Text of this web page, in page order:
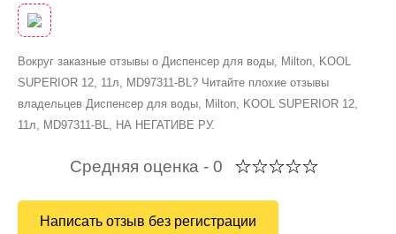
Вокруг заказные отзывы о Диспенсер для воды, Milton, KOOL
SUPERIOR 12, 11л, MD97311-BL? Читайте плохие отзывы
владельцев Диспенсер для воды, Milton, KOOL SUPERIOR 12,
11л, MD97311-BL, НА НЕГАТИВЕ РУ.
Средняя оценка - 0
Написать отзыв без регистрации